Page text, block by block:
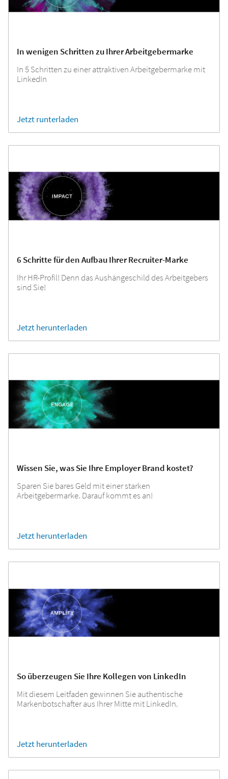
In wenigen Schritten zu Ihrer Arbeitgebermarke
In 5 Schritten zu einer attraktiven Arbeitgebermarke mit
LinkedIn
Jetzt runterladen
6 Schritte für den Aufbau Ihrer Recruiter-Marke
Ihr HR-Profil! Denn das Aushängeschild des Arbeitgebers
sind Sie!
Jetzt herunterladen
Wissen Sie, was Sie Ihre Employer Brand kostet?
Sparen Sie bares Geld mit einer starken
Arbeitgebermarke. Darauf kommt es an!
Jetzt herunterladen
So überzeugen Sie Ihre Kollegen von LinkedIn
Mit diesem Leitfaden gewinnen Sie authentische
Markenbotschafter aus Ihrer Mitte mit LinkedIn.
Jetzt herunterladen